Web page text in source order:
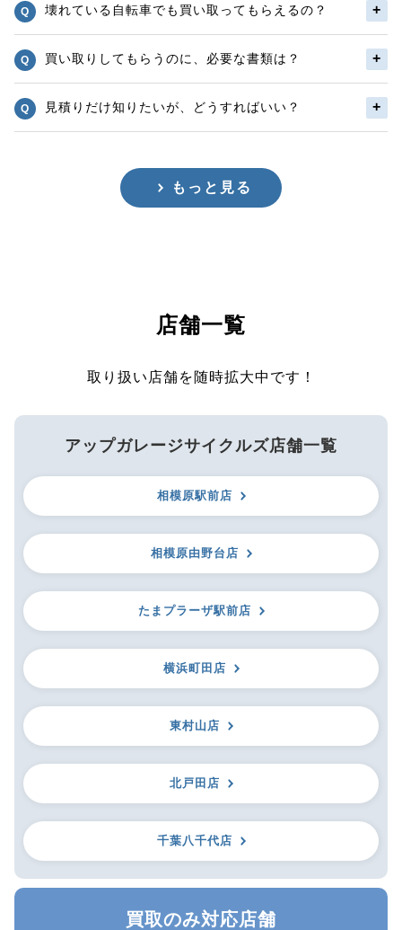
壊れている自転車でも買い取ってもらえるの？
買い取りしてもらうのに、必要な書類は？
見積りだけ知りたいが、どうすればいい？
もっと見る
店舗一覧
取り扱い店舗を随時拡大中です！
アップガレージサイクルズ店舗一覧
相模原駅前店
相模原由野台店
たまプラーザ駅前店
横浜町田店
東村山店
北戸田店
千葉八千代店
買取のみ対応店舗